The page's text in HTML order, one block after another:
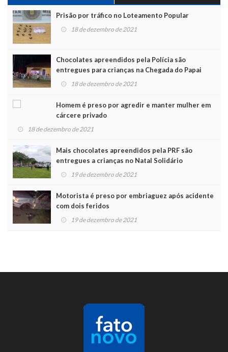
Prisão por tráfico no Loteamento Popular
18 de dezembro de 2021
Chocolates apreendidos pela Polícia são
entregues para crianças na Chegada do Papai
Noel
18 de dezembro de 2021
Homem é preso por agredir e manter mulher em
cárcere privado
18 de dezembro de 2021
Mais chocolates apreendidos pela PRF são
entregues a crianças no Natal Solidário
19 de dezembro de 2021
Motorista é preso por embriaguez após acidente
com dois feridos
19 de dezembro de 2021